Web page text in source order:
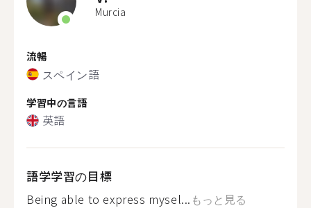
Murcia
流暢
スペイン語
学習中の言語
英語
語学学習の目標
Being able to express mysel... もっと見る